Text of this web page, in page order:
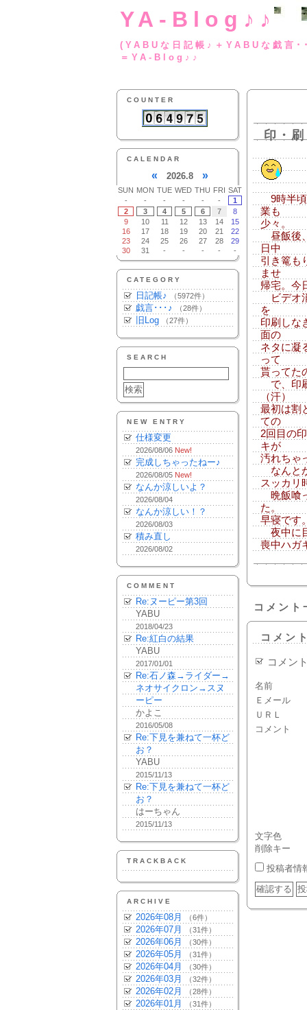
YA-Blog♪♪
(YABUな日記帳♪
＝YA-Blog♪♪
COUNTER
CALENDAR
« 2026.8 »
SUN MON TUE WED THU FRI SAT
-
- - - - -
1
2
3 4 5 6 7
8
9
10 11 12 13 14
15
16
17 18 19 20 21
22
23
24 25 26 27 28
29
30
31 - - - - -
CATEGORY
日記帳♪ （5972件）
戯言･･･♪ （28件）
旧Log （27件）
SEARCH
NEW ENTRY
仕様変更
2026/08/06 New!
完成しちゃったねー♪
2026/08/05 New!
なんか涼しいよ？
2026/08/04
なんか涼しい！？
2026/08/03
積み直し
2026/08/02
COMMENT
Re:ヌーピー第3回
YABU
2018/04/23
Re:紅白の結果
YABU
2017/01/01
Re:石ノ森→ライダー→
ネオサイクロン→スヌ
ーピー
かよこ
2016/05/08
Re:下見を兼ねて一杯ど
お？
YABU
2015/11/13
Re:下見を兼ねて一杯ど
お？
はーちゃん
2015/11/13
TRACKBACK
ARCHIVE
2026年08月 （6件）
2026年07月 （31件）
2026年06月 （30件）
2026年05月 （31件）
2026年04月 （30件）
2026年03月 （32件）
2026年02月 （28件）
2026年01月 （31件）
印・
9時半頃
業も
少々。
昼飯後
日中
引き篭も
ませ
帰宅。今
ビデオ
を
印刷しな
面の
ネタに凝
って
貰ってた
で、印
（汗）
最初は割
ての
2回目の
キが
汚れちゃ
なんと
スッカリ
晩飯喰
た。
早寝です
夜中に
喪中ハガ
コメント
コメン
コメン
名前
Ｅメール
ＵＲＬ
コメント
文字色
削除キー
投稿者情